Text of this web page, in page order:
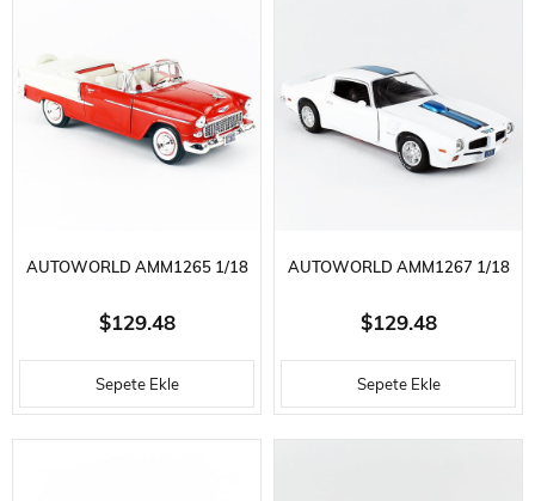
AUTOWORLD AMM1265 1/18
ÖLÇEK, 1955 CHEVY BELAIR
CONVERTIBLE, RED WHITE,
SERGILEMEYE HAZIR METAL
$129.48
Sepete Ekle
AUTOWORLD AMM1267 1/18
ÖLÇEK, 1971 PONTIAC
FIREBIRD TRANS AM, WHITE,
SERGILEMEYE HAZIR METAL
$129.48
Sepete Ekle